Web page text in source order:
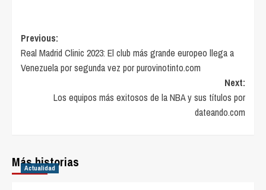
Post
navigation
Previous:
Real Madrid Clinic 2023: El club más grande europeo llega a
Venezuela por segunda vez por purovinotinto.com
Next:
Los equipos más exitosos de la NBA y sus títulos por
dateando.com
Más historias
Actualidad